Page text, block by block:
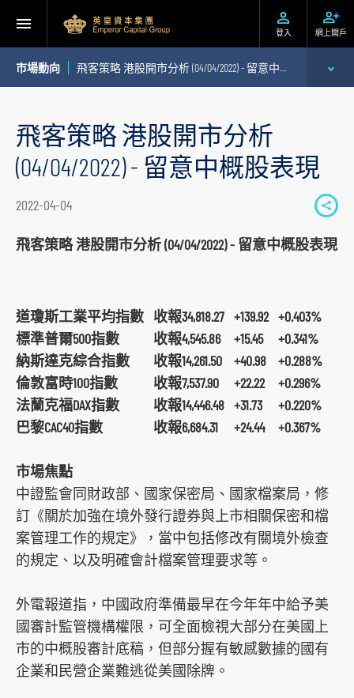
登入 網上開戶
市場動向 飛客策略 港股開市分析 (04/04/2022) - 留意中概股表現
個股推介
飛客策略 港股開市分析
(04/04/2022) - 留意中概股表現
2022-04-04
S
h
m
e
d
p
l
a
飛客策略 港股開市分析 (04/04/2022) - 留意中概股表現
道瓊斯工業平均指數 收報34,818.27 +139.92 +0.403%
標準普爾500指數
收報4,545.86 +15.45
+0.341%
納斯達克綜合指數
收報14,261.50 +40.98
+0.288%
倫敦富時100指數
收報7,537.90 +22.22
+0.296%
法蘭克福DAX指數
收報14,446.48 +31.73
+0.220%
巴黎CAC40指數
收報6,684.31 +24.44 +0.367%
市場焦點
中證監會同財政部、國家保密局、國家檔案局，修
訂《關於加強在境外發行證券與上市相關保密和檔
案管理工作的規定》，當中包括修改有關境外檢查
的規定、以及明確會計檔案管理要求等。
外電報道指，中國政府準備最早在今年年中給予美
國審計監管機構權限，可全面檢視大部分在美國上
市的中概股審計底稿，但部分握有敏感數據的國有
企業和民營企業難逃從美國除牌。